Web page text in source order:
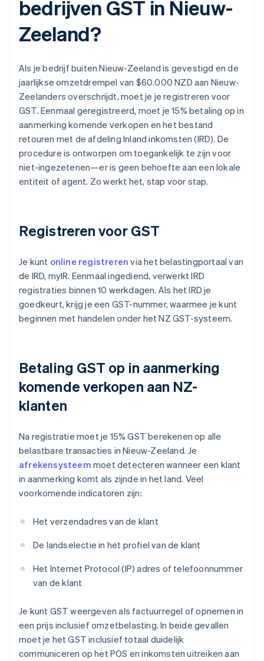
bedrijven GST in Nieuw-
Zeeland?
Als je bedrijf buiten Nieuw-Zeeland is gevestigd en de
jaarlijkse omzetdrempel van $60.000 NZD aan Nieuw-
Zeelanders overschrijdt, moet je je registreren voor
GST. Eenmaal geregistreerd, moet je 15% betaling op in
aanmerking komende verkopen en het bestand
retouren met de afdeling Inland inkomsten (IRD). De
procedure is ontworpen om toegankelijk te zijn voor
niet-ingezetenen—er is geen behoefte aan een lokale
entiteit of agent. Zo werkt het, stap voor stap.
Registreren voor GST
Je kunt online registreren via het belastingportaal van
de IRD, myIR. Eenmaal ingediend, verwerkt IRD
registraties binnen 10 werkdagen. Als het IRD je
goedkeurt, krijg je een GST-nummer, waarmee je kunt
beginnen met handelen onder het NZ GST-systeem.
Betaling GST op in aanmerking
komende verkopen aan NZ-
klanten
Na registratie moet je 15% GST berekenen op alle
belastbare transacties in Nieuw-Zeeland. Je
afrekensysteem moet detecteren wanneer een klant
in aanmerking komt als zijnde in het land. Veel
voorkomende indicatoren zijn:
Het verzendadres van de klant
De landselectie in het profiel van de klant
Het Internet Protocol (IP) adres of telefoonnummer
van de klant
Je kunt GST weergeven als factuurregel of opnemen in
een prijs inclusief omzetbelasting. In beide gevallen
moet je het GST inclusief totaal duidelijk
communiceren op het POS en inkomsten uitreiken aan